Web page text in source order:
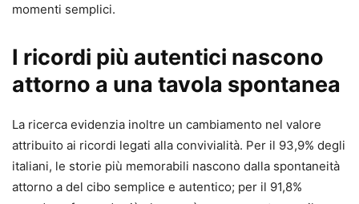
momenti semplici.
I ricordi più autentici nascono
attorno a una tavola spontanea
La ricerca evidenzia inoltre un cambiamento nel valore
attribuito ai ricordi legati alla convivialità. Per il 93,9% degli
italiani, le storie più memorabili nascono dalla spontaneità
attorno a del cibo semplice e autentico; per il 91,8%